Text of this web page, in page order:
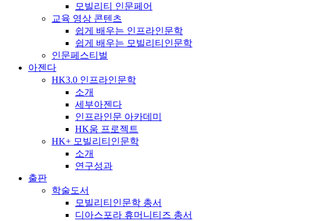
모빌리티 인문페어
교육 영상 콘텐츠
쉽게 배우는 인프라인문학
쉽게 배우는 모빌리티인문학
인문페스티벌
아젠다
HK3.0 인프라인문학
소개
세부아젠다
인프라인문 아카데미
HK움 프로젝트
HK+ 모빌리티인문학
소개
연구성과
출판
학술도서
모빌리티인문학 총서
디아스포라 휴머니티즈 총서